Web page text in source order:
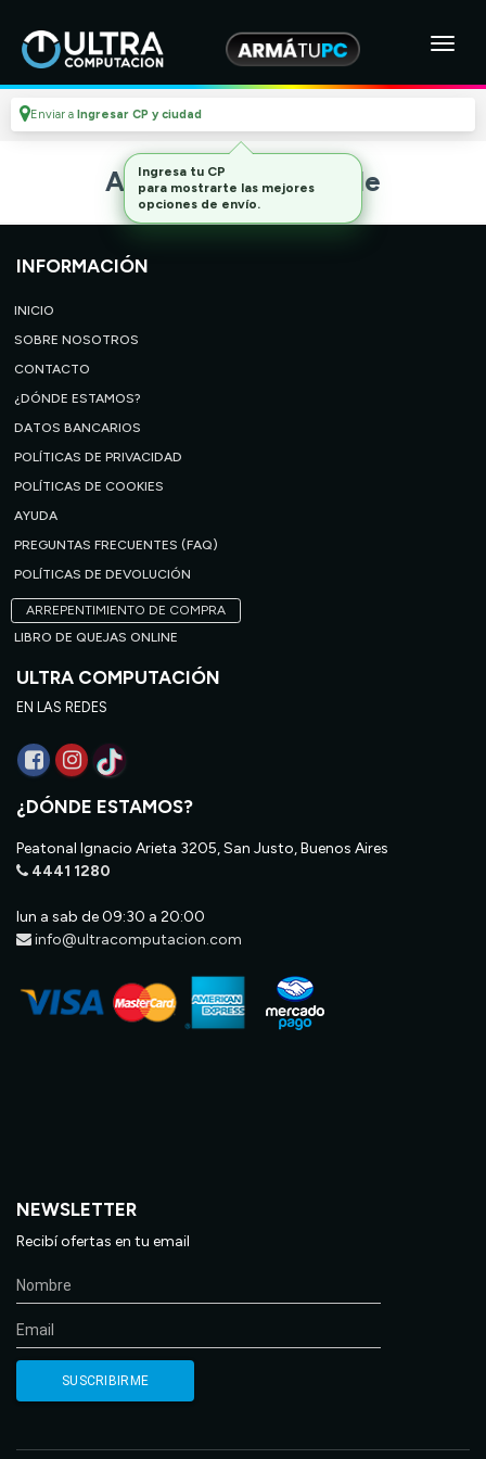
Enviar a Ingresar CP y ciudad
Artículo no disponible
INFORMACIÓN
INICIO
SOBRE NOSOTROS
CONTACTO
¿DÓNDE ESTAMOS?
DATOS BANCARIOS
POLÍTICAS DE PRIVACIDAD
POLÍTICAS DE COOKIES
AYUDA
PREGUNTAS FRECUENTES (FAQ)
POLÍTICAS DE DEVOLUCIÓN
ARREPENTIMIENTO DE COMPRA
LIBRO DE QUEJAS ONLINE
ULTRA COMPUTACIÓN
EN LAS REDES
¿DÓNDE ESTAMOS?
Peatonal Ignacio Arieta 3205, San Justo, Buenos Aires
4441 1280
lun a sab de 09:30 a 20:00
info@ultracomputacion.com
NEWSLETTER
Recibí ofertas en tu email
Ingresa tu CP
para mostrarte las mejores
opciones de envío.